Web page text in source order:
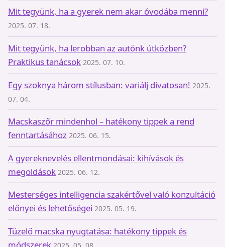
Mit tegyünk, ha a gyerek nem akar óvodába menni?
2025. 07. 18.
Mit tegyünk, ha lerobban az autónk útközben?
Praktikus tanácsok 2025. 07. 10.
Egy szoknya három stílusban: variálj divatosan! 2025.
07. 04.
Macskaszőr mindenhol – hatékony tippek a rend
fenntartásához 2025. 06. 15.
A gyereknevelés ellentmondásai: kihívások és
megoldások 2025. 06. 12.
Mesterséges intelligencia szakértővel való konzultáció
előnyei és lehetőségei 2025. 05. 19.
Tüzelő macska nyugtatása: hatékony tippek és
módszerek